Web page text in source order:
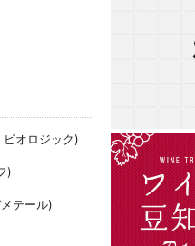
オロジック)
)
テール)